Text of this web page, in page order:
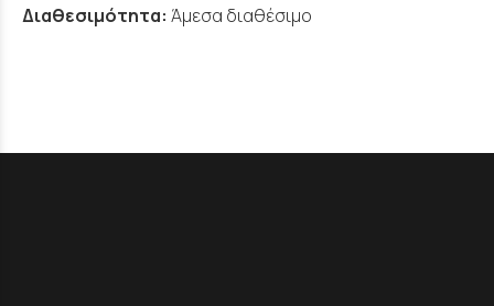
Διαθεσιμότητα: Άμεσα διαθέσιμο